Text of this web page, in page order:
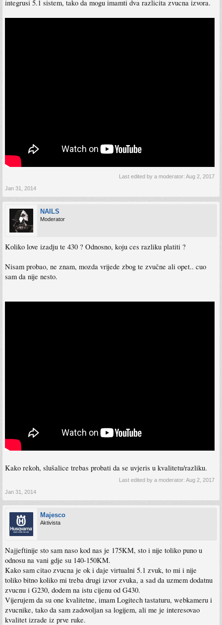
integrusi 5.1 sistem, tako da mogu imamti dva razlicita zvucna izvora.
Last edited by a moderator: Aug 2, 2017
Jan 31, 2014
NAILS
Moderator
Koliko love izadju te 430 ? Odnosno, koju ces razliku platiti ?
Nisam probao, ne znam, mozda vrijede zbog te zvučne ali opet.. cuo
sam da nije nesto.
Kako rekoh, slušalice trebas probati da se uvjeris u kvalitetu/razliku.
Last edited by a moderator: Aug 2, 2017
Jan 31, 2014
Majesco
Aktivista
Najjeftinije sto sam naso kod nas je 175KM, sto i nije toliko puno u
odnosu na vani gdje su 140-150KM.
Kako sam citao zvucna je ok i daje virtualni 5.1 zvuk, to mi i nije
toliko bitno koliko mi treba drugi izvor zvuka, a sad da uzmem dodatnu
zvucnu i G230, dodem na istu cijenu od G430.
Vijerujem da su one kvalitetne, imam Logitech tastaturu, webkameru i
zvucnike, tako da sam zadovoljan sa logijem, ali me je interesovao
kvalitet izrade iz prve ruke.